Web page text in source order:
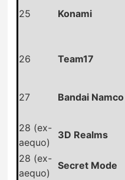
25 Konami
26
Team17
27 Bandai Namco
28 (ex-
aequo)
3D Realms
28 (ex-
aequo)
Secret Mode